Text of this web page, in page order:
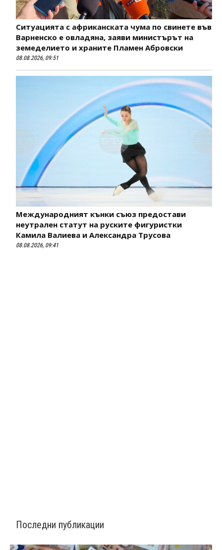
Ситуацията с африканската чума по свинете във
Варненско е овладяна, заяви министърът на
земеделието и храните Пламен Абровски
08.08.2026, 09:51
Международният кънки съюз предостави
неутрален статут на руските фигуристки
Камила Валиева и Александра Трусова
08.08.2026, 09:41
Последни публикации